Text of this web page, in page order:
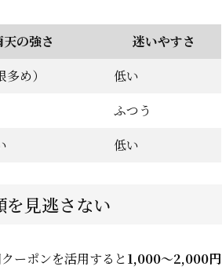
天の強さ
迷いやすさ
め）
低い
ふつう
低い
見逃さない
ーポンを活用すると1,000〜2,000円